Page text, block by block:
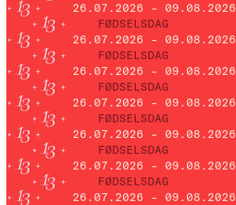
26.07.2026 – 09.08.2026
FØDSELSDAG
26.07.2026 – 09.08.2026
FØDSELSDAG
26.07.2026 – 09.08.2026
FØDSELSDAG
26.07.2026 – 09.08.2026
FØDSELSDAG
26.07.2026 – 09.08.2026
FØDSELSDAG
26.07.2026 – 09.08.2026
FØDSELSDAG
26.07.2026 – 09.08.2026